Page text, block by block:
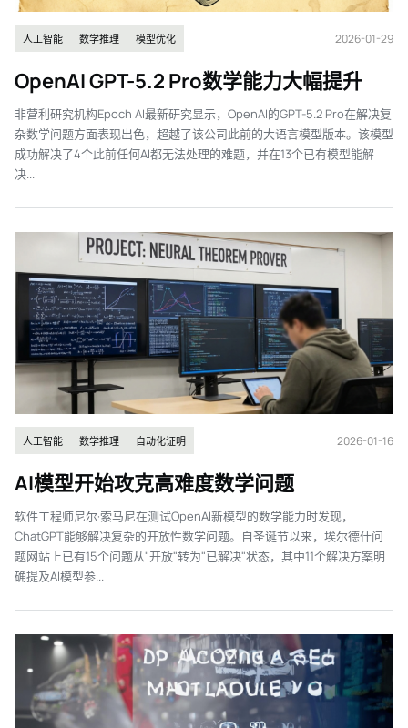
人工智能 数学推理 模型优化 2026-01-29
OpenAI GPT-5.2 Pro数学能力大幅提升
非营利研究机构Epoch AI最新研究显示，OpenAI的GPT-5.2 Pro在解决复
杂数学问题方面表现出色，超越了该公司此前的大语言模型版本。该模型
成功解决了4个此前任何AI都无法处理的难题，并在13个已有模型能解
决...
人工智能 数学推理 自动化证明 2026-01-16
AI模型开始攻克高难度数学问题
软件工程师尼尔·索马尼在测试OpenAI新模型的数学能力时发现，
ChatGPT能够解决复杂的开放性数学问题。自圣诞节以来，埃尔德什问
题网站上已有15个问题从"开放"转为"已解决"状态，其中11个解决方案明
确提及AI模型参...